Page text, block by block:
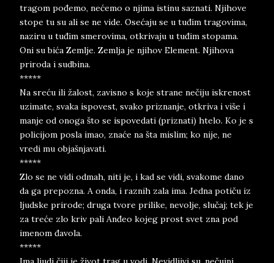
tragom pođemo, nećemo o njima istinu saznati. Njihove
stope tu su ali se ne vide. Osećaju se u tuđim tragovima,
naziru u tuđim smerovima, otkrivaju u tuđim stopama.
Oni su bića Zemlje. Zemlja je njihov Element. Njihova
priroda i sudbina.
*****
Na sreću ili žalost, zavisno s koje strane nečiju iskrenost
uzimate, svaka ispovest, svako priznanje, otkriva i više i
manje od onoga što se ispovedati (priznati) htelo. Ko je s
policijom posla imao, znaće na šta mislim; ko nije, ne
vredi mu objašnjavati.
*****
Zlo se ne vidi odmah, niti je, i kad se vidi, svakome dano
da ga prepozna. A onda, i raznih zala ima. Jedna potiču iz
ljudske prirode; druga tvore prilike, nevolje, slučaj; tek je
za treće zlo kriv pali Anđeo kojeg prost svet zna pod
imenom đavola.
*****